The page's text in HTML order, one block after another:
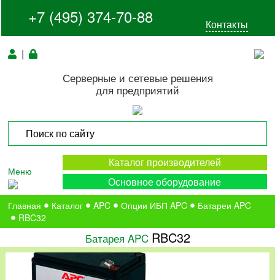
+7 (495) 374-70-88 Контакты
|
Серверные и сетевые решения
для предприятий
Меню
Каталог производителей
Основное оборудование
Главная Каталог APC Опции ИБП APC
Батареи APC
RBC32
Батарея APC RBC32